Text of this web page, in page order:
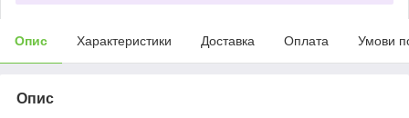
Опис Характеристики Доставка Оплата Умови
Опис